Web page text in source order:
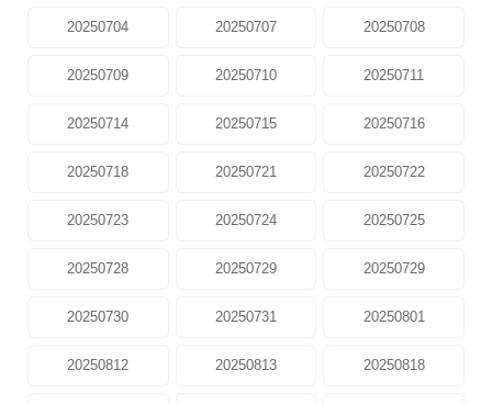
20250704 20250707 20250708
20250709 20250710 20250711
20250714 20250715 20250716
20250718 20250721 20250722
20250723 20250724 20250725
20250728 20250729 20250729
20250730 20250731 20250801
20250812 20250813 20250818